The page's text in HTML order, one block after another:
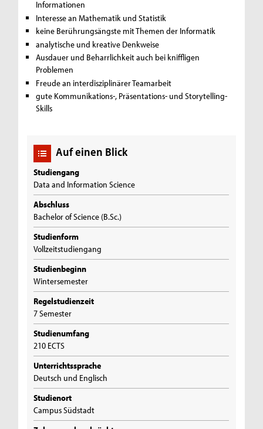
Informationen
Interesse an Mathematik und Statistik
keine Berührungsängste mit Themen der Informatik
analytische und kreative Denkweise
Ausdauer und Beharrlichkeit auch bei kniffligen
Problemen
Freude an interdisziplinärer Teamarbeit
gute Kommunikations-, Präsentations- und Storytelling-
Skills
Auf einen Blick
Studiengang
Data and Information Science
Abschluss
Bachelor of Science (B.Sc.)
Studienform
Vollzeitstudiengang
Studienbeginn
Wintersemester
Regelstudienzeit
7 Semester
Studienumfang
210 ECTS
Unterrichtssprache
Deutsch und Englisch
Studienort
Campus Südstadt